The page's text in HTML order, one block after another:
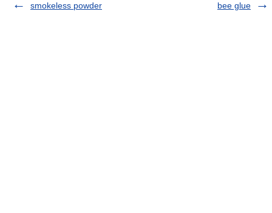
smokeless powder
bee glue